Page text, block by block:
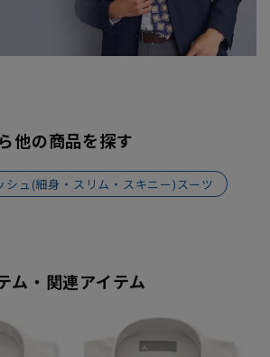
他の商品を探す
シュ(細身・スリム・スキニー)スーツ
ム・関連アイテム